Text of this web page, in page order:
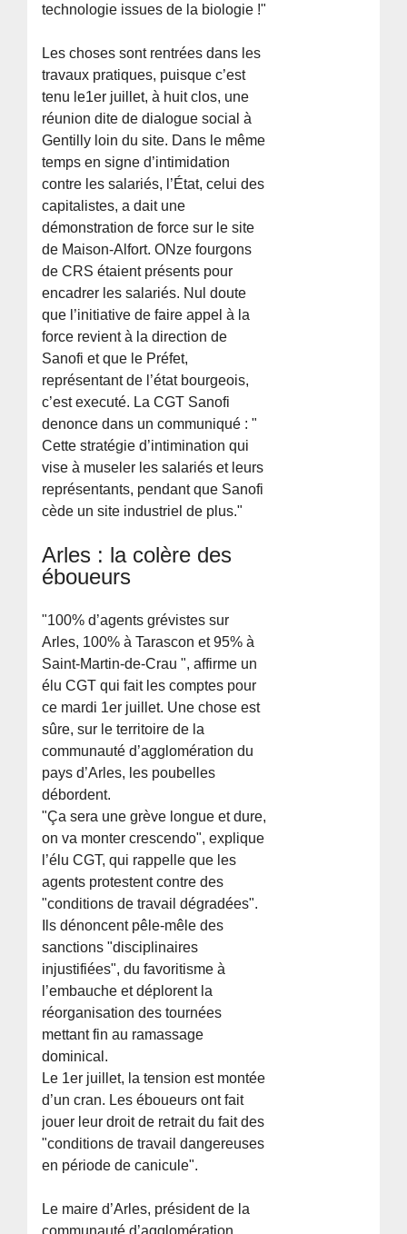
technologie issues de la biologie !"
Les choses sont rentrées dans les
travaux pratiques, puisque c’est
tenu le1er juillet, à huit clos, une
réunion dite de dialogue social à
Gentilly loin du site. Dans le même
temps en signe d’intimidation
contre les salariés, l’État, celui des
capitalistes, a dait une
démonstration de force sur le site
de Maison-Alfort. ONze fourgons
de CRS étaient présents pour
encadrer les salariés. Nul doute
que l’initiative de faire appel à la
force revient à la direction de
Sanofi et que le Préfet,
représentant de l’état bourgeois,
c’est executé. La CGT Sanofi
denonce dans un communiqué : "
Cette stratégie d’intimination qui
vise à museler les salariés et leurs
représentants, pendant que Sanofi
cède un site industriel de plus."
Arles : la colère des
éboueurs
"100% d’agents grévistes sur
Arles, 100% à Tarascon et 95% à
Saint-Martin-de-Crau ", affirme un
élu CGT qui fait les comptes pour
ce mardi 1er juillet. Une chose est
sûre, sur le territoire de la
communauté d’agglomération du
pays d’Arles, les poubelles
débordent.
"Ça sera une grève longue et dure,
on va monter crescendo", explique
l’élu CGT, qui rappelle que les
agents protestent contre des
"conditions de travail dégradées".
Ils dénoncent pêle-mêle des
sanctions "disciplinaires
injustifiées", du favoritisme à
l’embauche et déplorent la
réorganisation des tournées
mettant fin au ramassage
dominical.
Le 1er juillet, la tension est montée
d’un cran. Les éboueurs ont fait
jouer leur droit de retrait du fait des
"conditions de travail dangereuses
en période de canicule".
Le maire d’Arles, président de la
communauté d’agglomération